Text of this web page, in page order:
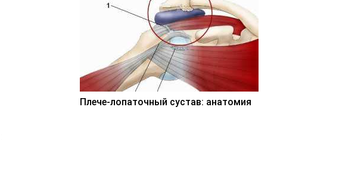
Плече-лопаточный сустав: анатомия